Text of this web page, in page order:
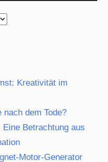
Kreativität im
dem Tode?
Eine Betrachtung aus
Motor-Generator